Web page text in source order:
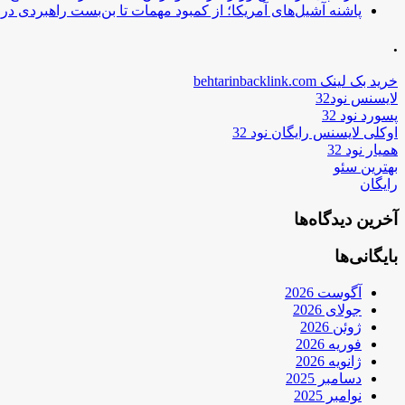
پاشنه آشیل‌های آمریکا؛ از کمبود مهمات تا بن‌بست راهبردی در
.
خرید بک لینک behtarinbacklink.com
لایسنس نود32
پسورد نود 32
اوکلی لایسنس رایگان نود 32
همیار نود 32
بهترین سئو
رایگان
آخرین دیدگاه‌ها
بایگانی‌ها
آگوست 2026
جولای 2026
ژوئن 2026
فوریه 2026
ژانویه 2026
دسامبر 2025
نوامبر 2025